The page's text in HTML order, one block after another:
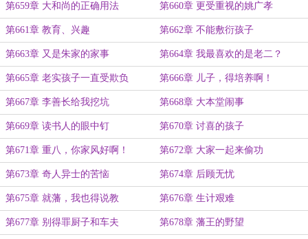
第659章 大和尚的正确用法 第660章 更受重视的姚广孝
第661章 教育、兴趣 第662章 不能敷衍孩子
第663章 又是朱家的家事 第664章 我最喜欢的是老二？
第665章 老实孩子一直受欺负 第666章 儿子，得培养啊！
第667章 李善长给我挖坑 第668章 大本堂闹事
第669章 读书人的眼中钉 第670章 讨喜的孩子
第671章 重八，你家风好啊！ 第672章 大家一起来偷功
第673章 奇人异士的苦恼 第674章 后顾无忧
第675章 就藩，我也得说教 第676章 生计艰难
第677章 别得罪厨子和车夫 第678章 藩王的野望